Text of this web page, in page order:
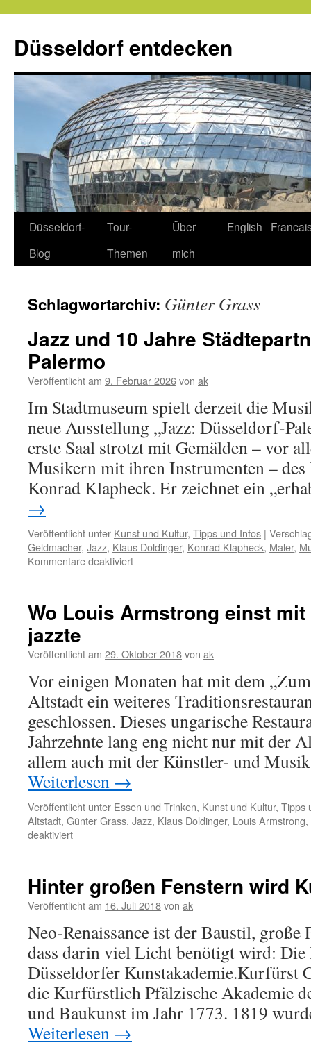
springen
Düsseldorf entdecken
Düsseldorf-
Blog
Tour-
Themen
Über
mich
English
Schlagwortarchiv: Günter Grass
Jazz und 10 Jahre
Palermo
Veröffentlicht am 9. Februar 2026von ak
Im Stadtmuseum spielt derzeit die
neue Ausstellung „Jazz: Düsseldorf-
erste Saal strotzt mit Gemälden – vor
Musikern mit ihren Instrumenten –
Konrad Klapheck. Er zeichnet ein
→
Veröffentlicht unter Kunst und Kultur, Tipps und Infos |
Geldmacher, Jazz, Klaus Doldinger, Konrad Klapheck, Maler,
Kommentare deaktiviertfür
Jahre
Palermo
Wo Louis Armstrong einst
jazzte
Veröffentlicht am 29. Oktober 2018von ak
Vor einigen Monaten hat mit dem
Altstadt ein weiteres
geschlossen. Dieses ungarische
Jahrzehnte lang eng nicht nur mit der
allem auch mit der Künstler- und
Weiterlesen →
Veröffentlicht unter Essen und Trinken, Kunst und Kultur, Tipps
Altstadt, Günter Grass, Jazz, Klaus Doldinger, Louis Armstrong,
deaktiviertfür
einst
mit
Grass
jazzte
Hinter großen Fenstern wird
Veröffentlicht am 16. Juli 2018von ak
Neo-Renaissance ist der Baustil, große
dass darin viel Licht benötigt wird: Die
Düsseldorfer Kunstakademie.Kurfürst
die Kurfürstlich Pfälzische Akademie
und Baukunst im Jahr 1773. 1819
Weiterlesen →